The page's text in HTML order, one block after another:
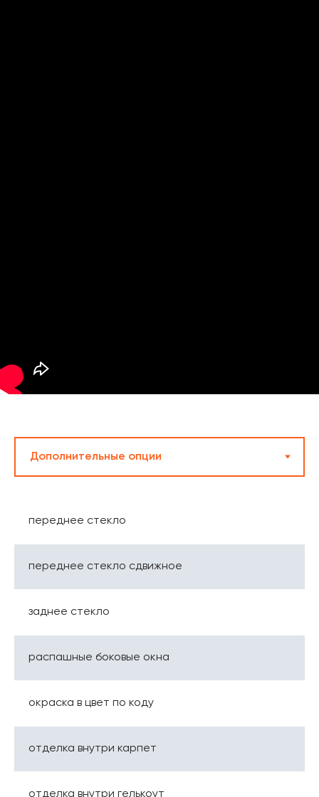
переднее стекло
переднее стекло сдвижное
заднее стекло
распашные боковые окна
окраска в цвет по коду
отделка внутри карпет
отделка внутри гелькоут